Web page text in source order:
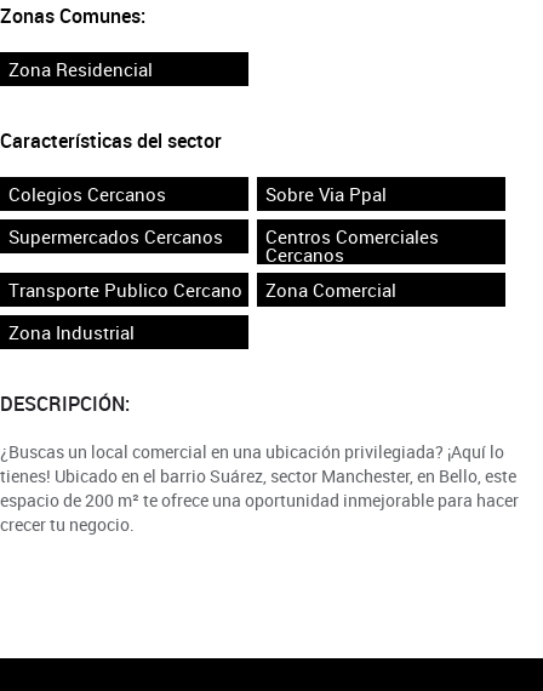
Zonas Comunes:
Zona Residencial
Características del sector
Colegios Cercanos
Sobre Via Ppal
Supermercados Cercanos
Centros Comerciales
Cercanos
Transporte Publico Cercano
Zona Comercial
Zona Industrial
DESCRIPCIÓN:
¿Buscas un local comercial en una ubicación privilegiada? ¡Aquí lo
tienes! Ubicado en el barrio Suárez, sector Manchester, en Bello, este
espacio de 200 m² te ofrece una oportunidad inmejorable para hacer
crecer tu negocio.